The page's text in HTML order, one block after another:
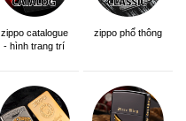
zippo catalogue
- hình trang trí
zippo phổ thông